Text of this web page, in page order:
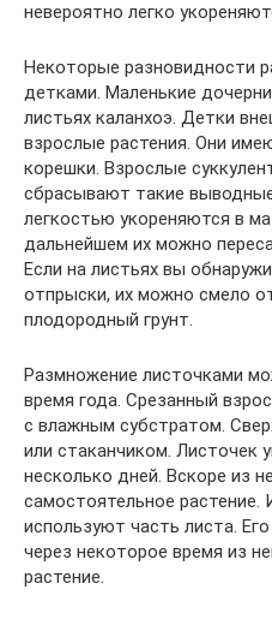
невероятно легко
Некоторые разновидности
детками. Маленькие
листьях каланхоэ. Детки
взрослые растения. Они
корешки. Взрослые
сбрасывают такие
легкостью укореняются в
дальнейшем их можно
Если на листьях вы
отпрыски, их можно смело
плодородный грунт.
Размножение листочками
время года. Срезанный
с влажным субстратом.
или стаканчиком. Листочек
несколько дней. Вскоре из
самостоятельное
используют часть листа.
через некоторое время из
растение.